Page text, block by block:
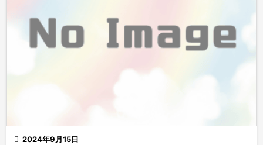
 2024年9月15日